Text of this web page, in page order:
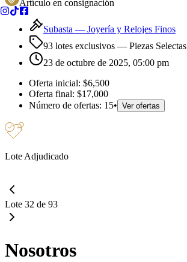
Artículo en consignación
Subasta — Joyería y Relojes Finos
93 lotes exclusivos — Piezas Selectas
23 de octubre de 2025, 05:00 pm
Oferta inicial: $6,500
Oferta final: $17,000
Número de ofertas: 15• Ver ofertas
Lote Adjudicado
Lote 32 de 93
Nosotros